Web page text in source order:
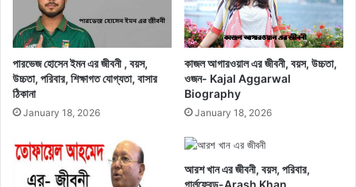
পারভেজ হোসেন ইমন এর জীবনী , বয়স,
উচ্চতা, পরিবার, শিক্ষাগত যোগ্যতা, বাসার
ঠিকানা
January 18, 2026
কাজল আগারওয়াল এর জীবনী, বয়স, উচ্চতা,
ওজন- Kajal Aggarwal
Biography
January 18, 2026
আরশ খান এর জীবনী, বয়স, পরিবার,
গার্লফ্রেন্ড-Arash Khan